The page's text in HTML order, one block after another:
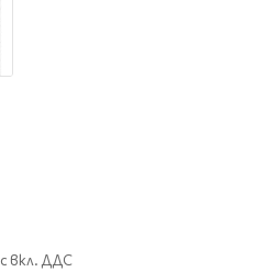
с вкл. ДДС